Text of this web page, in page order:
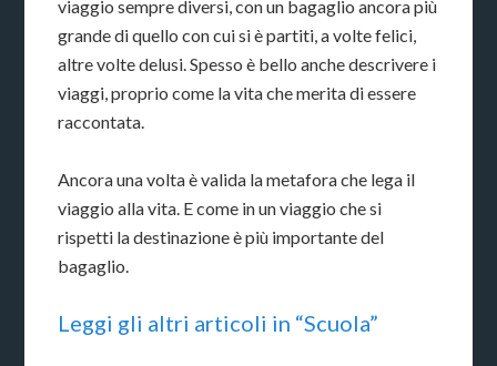
viaggio sempre diversi, con un bagaglio ancora più
grande di quello con cui si è partiti, a volte felici,
altre volte delusi. Spesso è bello anche descrivere i
viaggi, proprio come la vita che merita di essere
raccontata.
Ancora una volta è valida la metafora che lega il
viaggio alla vita. E come in un viaggio che si
rispetti la destinazione è più importante del
bagaglio.
Leggi gli altri articoli in “Scuola”